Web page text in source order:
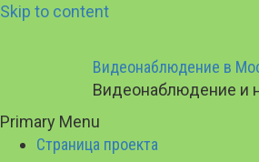
Skip to content
Видеонаблюдение в
Видеонаблюдение и
Primary Menu
Страница проекта